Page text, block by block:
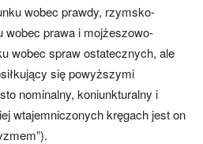
wobec prawdy, rzymsko-
prawa i mojżeszowo-
wobec spraw ostatecznych, ale
się powyższymi
nominalny, koniunkturalny i
wtajemniczonych kręgach jest on